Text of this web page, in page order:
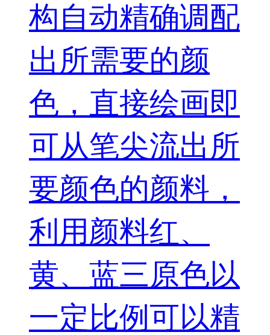
构自动精确调配
出所需要的颜
色，直接绘画即
可从笔尖流出所
要颜色的颜料，
利用颜料红、
黄、蓝三原色以
一定比例可以精